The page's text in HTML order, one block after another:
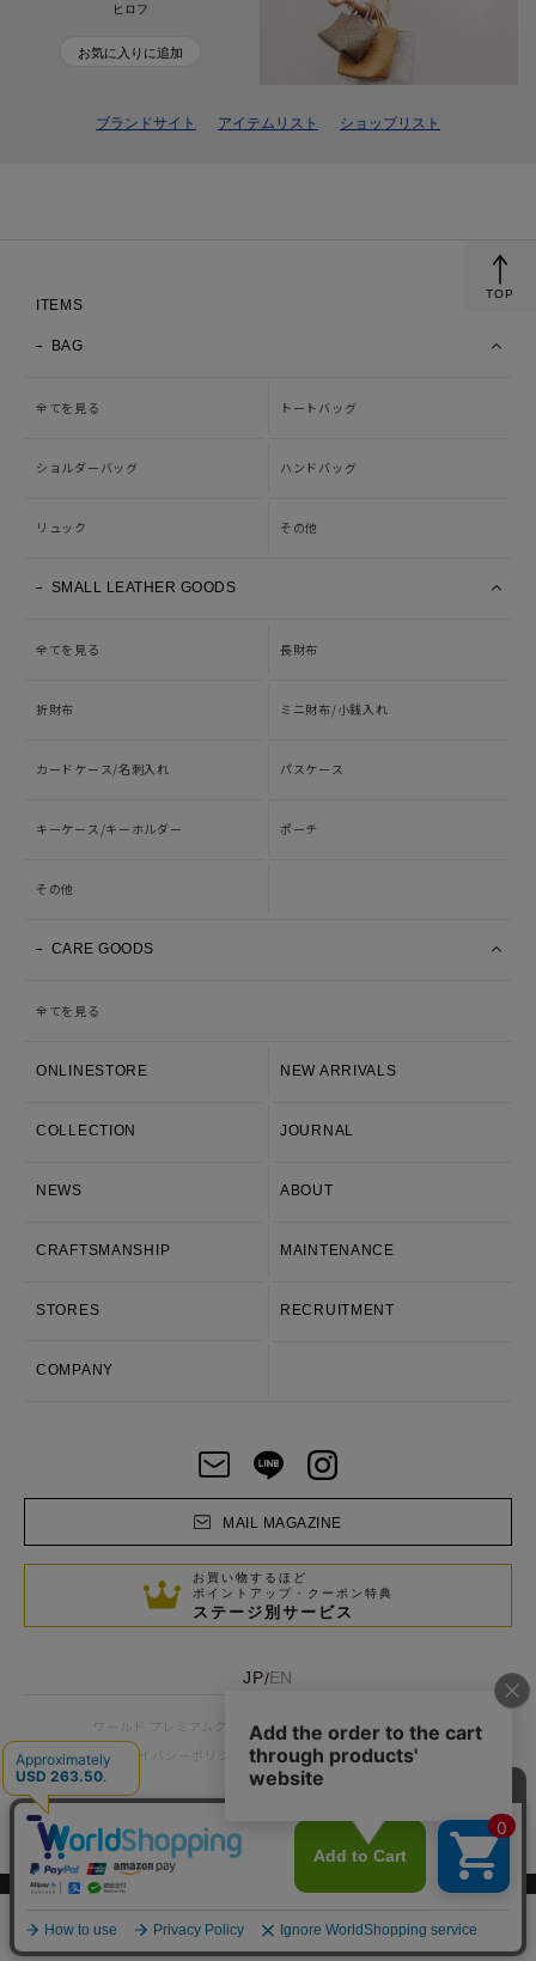
ヒロフ
お気に入りに追加
ブランドサイト アイテムリスト ショップリスト
ITEMS
BAG
全てを見る トートバッグ
ショルダーバッグ ハンドバッグ
リュック その他
SMALL LEATHER GOODS
全てを見る 長財布
折財布 ミニ財布/小銭入れ
カードケース/名刺入れ パスケース
キーケース/キーホルダー ポーチ
その他
CARE GOODS
全てを見る
ONLINESTORE NEW ARRIVALS
COLLECTION JOURNAL
NEWS ABOUT
CRAFTSMANSHIP MAINTENANCE
STORES RECRUITMENT
COMPANY
MAIL MAGAZINE
お買い物するほど
ポイントアップ・クーポン特典
ステージ別サービス
JP/EN
ワールド プレミアムクラブ お客様窓口
企業情報
プライバシーポリシー
サイトポリシー 利用規約
© WORLD CO., LTD
TOP
スマートフォン ｜PC